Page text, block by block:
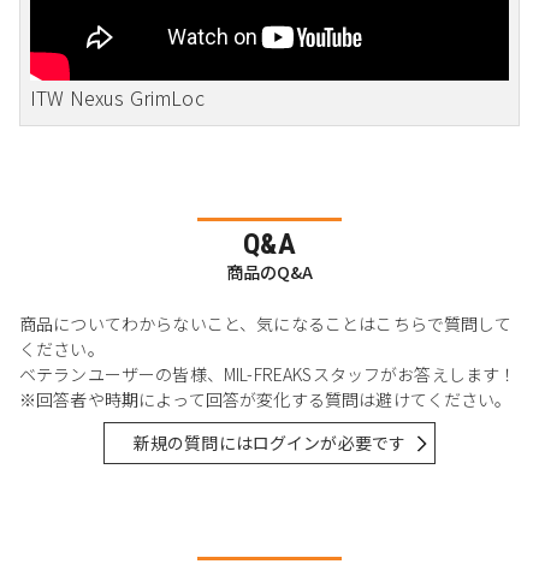
ITW Nexus GrimLoc
Q&A
商品のQ&A
商品についてわからないこと、気になることはこちらで質問して
ください。
ベテランユーザーの皆様、MIL-FREAKSスタッフがお答えします！
※回答者や時期によって回答が変化する質問は避けてください。
新規の質問にはログインが必要です